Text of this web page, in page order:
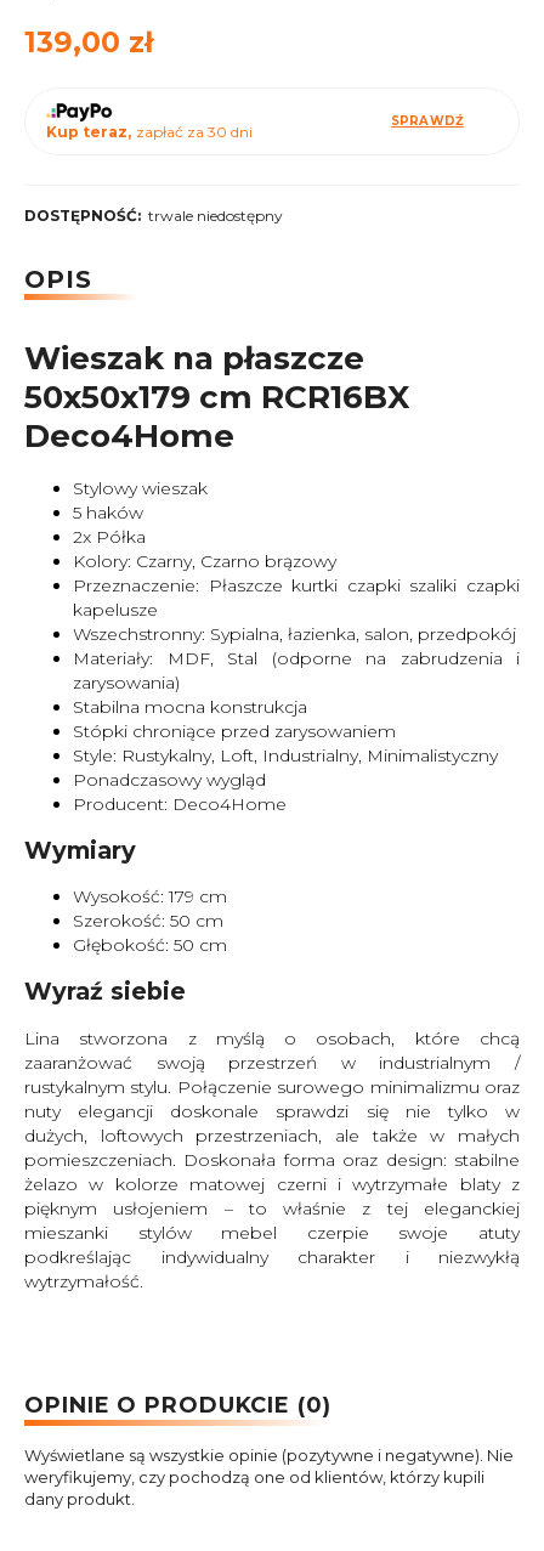
139,00 zł
Kup teraz, zapłać za 30 dni
SPRAWDŹ
DOSTĘPNOŚĆ: trwale niedostępny
OPIS
Wieszak na płaszcze
50x50x179 cm RCR16BX
Deco4Home
Stylowy wieszak
5 haków
2x Półka
Kolory: Czarny, Czarno brązowy
Przeznaczenie: Płaszcze kurtki czapki szaliki czapki
kapelusze
Wszechstronny: Sypialna, łazienka, salon, przedpokój
Materiały: MDF, Stal (odporne na zabrudzenia i
zarysowania)
Stabilna mocna konstrukcja
Stópki chroniące przed zarysowaniem
Style: Rustykalny, Loft, Industrialny, Minimalistyczny
Ponadczasowy wygląd
Producent: Deco4Home
Wymiary
Wysokość: 179 cm
Szerokość: 50 cm
Głębokość: 50 cm
Wyraź siebie
Lina stworzona z myślą o osobach, które chcą
zaaranżować swoją przestrzeń w industrialnym /
rustykalnym stylu. Połączenie surowego minimalizmu oraz
nuty elegancji doskonale sprawdzi się nie tylko w
dużych, loftowych przestrzeniach, ale także w małych
pomieszczeniach. Doskonała forma oraz design: stabilne
żelazo w kolorze matowej czerni i wytrzymałe blaty z
pięknym usłojeniem – to właśnie z tej eleganckiej
mieszanki stylów mebel czerpie swoje atuty
podkreślając indywidualny charakter i niezwykłą
wytrzymałość.
OPINIE O PRODUKCIE (0)
Wyświetlane są wszystkie opinie (pozytywne i negatywne). Nie
weryfikujemy, czy pochodzą one od klientów, którzy kupili
dany produkt.